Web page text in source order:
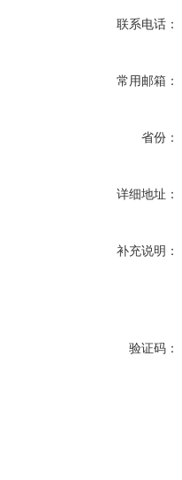
联系电话：
常用邮箱：
省份：
详细地址：
补充说明：
验证码：